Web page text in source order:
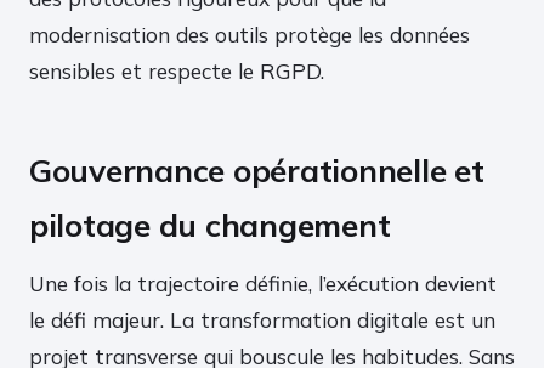
modernisation des outils protège les données
sensibles et respecte le RGPD.
Gouvernance opérationnelle et
pilotage du changement
Une fois la trajectoire définie, l’exécution devient
le défi majeur. La transformation digitale est un
projet transverse qui bouscule les habitudes. Sans